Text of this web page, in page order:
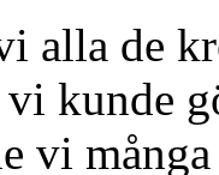
alla de
vi kunde
vi